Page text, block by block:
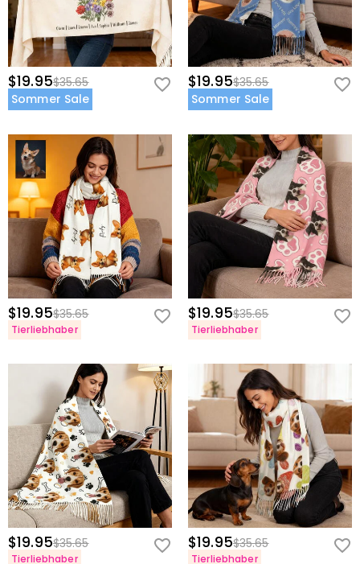
$19.95$35.65
Sommer Sale
$19.95$35.65
Sommer Sale
$19.95$35.65
Tierliebhaber
$19.95$35.65
Tierliebhaber
$19.95$35.65
Tierliebhaber
$19.95$35.65
Tierliebhaber